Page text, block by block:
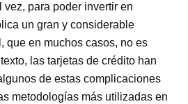
vez, para poder invertir en
un gran y considerable
que en muchos casos, no es
las tarjetas de crédito han
de estas complicaciones
metodologías más utilizadas en